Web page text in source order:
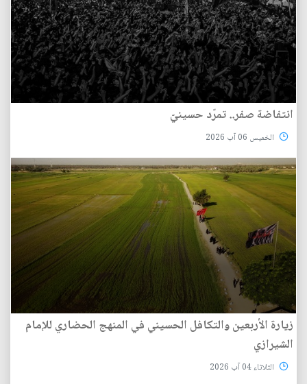
انتفاضة صفر.. تمرّد حسينيّ
الخميس 06 آب 2026
زيارة الأربعين والتكافل الحسيني في المنهج الحضاري للإمام
الشيرازي
الثلاثاء 04 آب 2026